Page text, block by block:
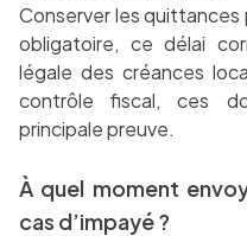
Conserver les quittances
obligatoire, ce délai
légale des créances
contrôle fiscal, ces
principale preuve.
À quel moment
cas d’impayé ?